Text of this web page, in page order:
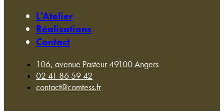
L'Atelier
Réalisations
Contact
106, avenue Pasteur 49100 Angers
02 41 86 59 42
contact@comtess.fr